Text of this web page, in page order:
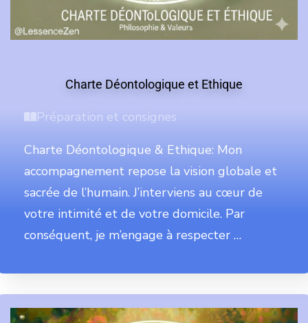
Charte Déontologique et Ethique
Préparation et consignes
Charte Déontologique & Ethique: Mon
accompagnement repose la vision globale et
sacrée de l’humain. J’interviens au cœur de
votre intimité et de votre domicile. Par
conséquent, je m’engage à respecter …